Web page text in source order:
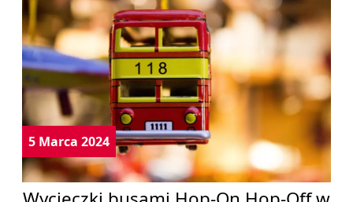
5 Marca 2024